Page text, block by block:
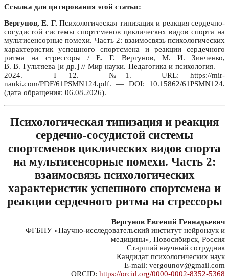
Ссылка для цитирования этой статьи:
Вергунов, Е. Г. Психологическая типизация и реакция сердечно-
сосудистой системы спортсменов циклических видов спорта на
мультисенсорные помехи. Часть 2: взаимосвязь психологических
характеристик успешного спортсмена и реакции сердечного
ритма на стрессоры / Е. Г. Вергунов, М. И. Зинченко,
В. В. Гультяева [и др.] // Мир науки. Педагогика и психология. —
2024. — Т 12. — №1. — URL: https://mir-
nauki.com/PDF/61PSMN124.pdf. — DOI: 10.15862/61PSMN124.
(дата обращения: 06.08.2026).
Психологическая типизация и реакция
сердечно-сосудистой системы
спортсменов циклических видов спорта
на мультисенсорные помехи. Часть 2:
взаимосвязь психологических
характеристик успешного спортсмена и
реакции сердечного ритма на стрессоры
Вергунов Евгений Геннадьевич
ФГБНУ «Научно-исследовательский институт нейронаук и
медицины», Новосибирск, Россия
Старший научный сотрудник
Кандидат психологических наук
E-mail: vergounov@gmail.com
ORCID: https://orcid.org/0000-0002-8352-5368